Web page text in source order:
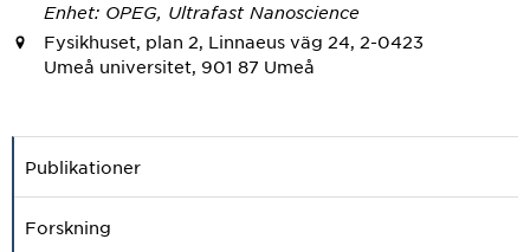
Enhet: OPEG, Ultrafast Nanoscience
Fysikhuset, plan 2, Linnaeus väg 24, 2-0423
Umeå universitet, 901 87 Umeå
Publikationer
Forskning